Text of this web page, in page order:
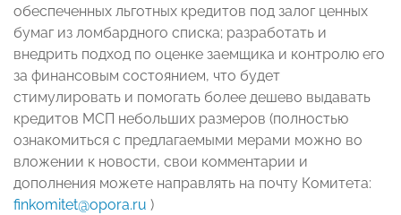
обеспеченных льготных кредитов под залог ценных
бумаг из ломбардного списка; разработать и
внедрить подход по оценке заемщика и контролю его
за финансовым состоянием, что будет
стимулировать и помогать более дешево выдавать
кредитов МСП небольших размеров (полностью
ознакомиться с предлагаемыми мерами можно во
вложении к новости, свои комментарии и
дополнения можете направлять на почту Комитета:
finkomitet@opora.ru )